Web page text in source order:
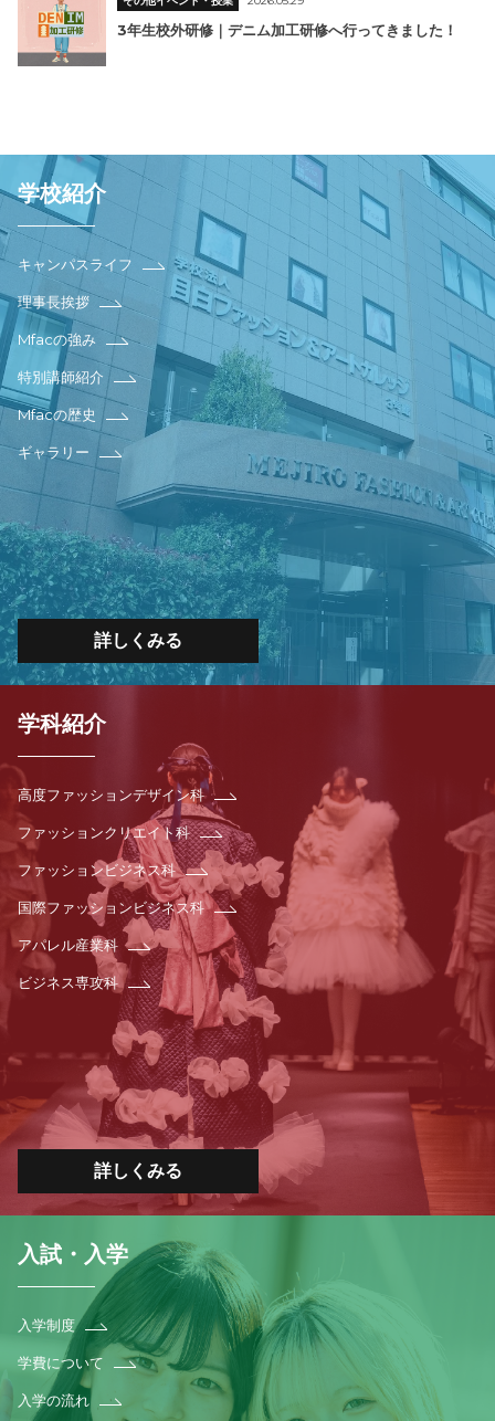
3年生校外研修｜デニム加工研修へ行ってきました！
学校紹介
キャンパスライフ
理事長挨拶
Mfacの強み
特別講師紹介
Mfacの歴史
ギャラリー
詳しくみる
学科紹介
高度ファッションデザイン科
ファッションクリエイト科
ファッションビジネス科
国際ファッションビジネス科
アパレル産業科
ビジネス専攻科
詳しくみる
入試・入学
入学制度
学費について
入学の流れ